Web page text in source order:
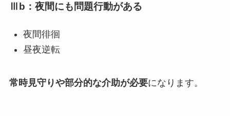
Ⅲb：夜間にも問題行動がある
夜間徘徊
昼夜逆転
常時見守りや部分的な介助が必要になります。